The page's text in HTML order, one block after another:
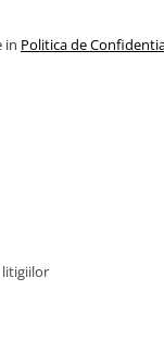
in Politica de
litigiilor